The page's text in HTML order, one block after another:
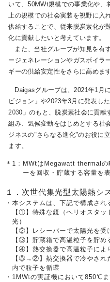
いて、50MWt規模での事業化や、
上の規模での社会実装を視野に入
供給することで、従来脱炭素化が
化に貢献したいと考えています。
また、当社グループが知見を有
ージェネレーションやガスボイラ
ギーの供給安定性をさらに高めます
Daigasグループは、2021年1月
ビジョン」や2023年3月に発表し
2030」のもと、脱炭素社会に貢献
組み、気候変動をはじめとする社
ジネスの"さらなる進化"のお役に
ます。
＊1： MWtはMegawatt thermal
ーを回収・貯蔵する容量を
１．次世代集光型太陽熱シ
・本システムは、下記で構成され
【①】特殊な鏡（ヘリオスタ
光）
【②】レシーバーで太陽光を
【③】貯蔵箱で高温粒子を貯め
【④】熱交換器で高温粒子によ
【⑤→②】熱交換器で冷やされ
内で粒子を循環
・ 1MWtの実証機において850℃